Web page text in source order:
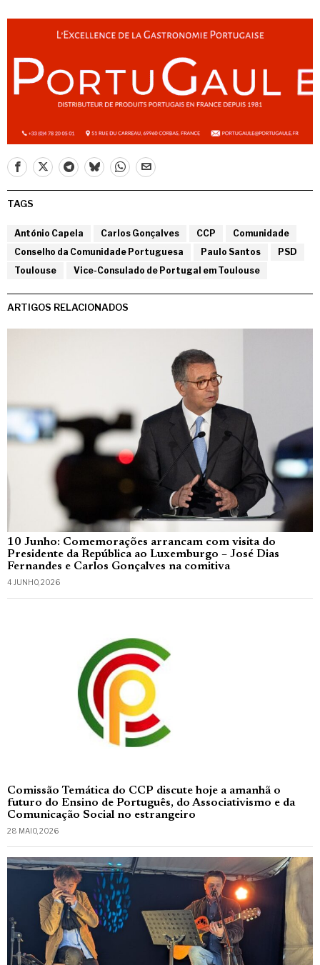
TAGS
António Capela Carlos Gonçalves CCP
Comunidade
Conselho da Comunidade Portuguesa
Paulo Santos
PSD
Toulouse
Vice-Consulado de Portugal em Toulouse
ARTIGOS RELACIONADOS
10 Junho: Comemorações arrancam com visita do
Presidente da República ao Luxemburgo – José Dias
Fernandes e Carlos Gonçalves na comitiva
4 JUNHO, 2026
Comissão Temática do CCP discute hoje a amanhã o
futuro do Ensino de Português, do Associativismo e da
Comunicação Social no estrangeiro
28 MAIO, 2026